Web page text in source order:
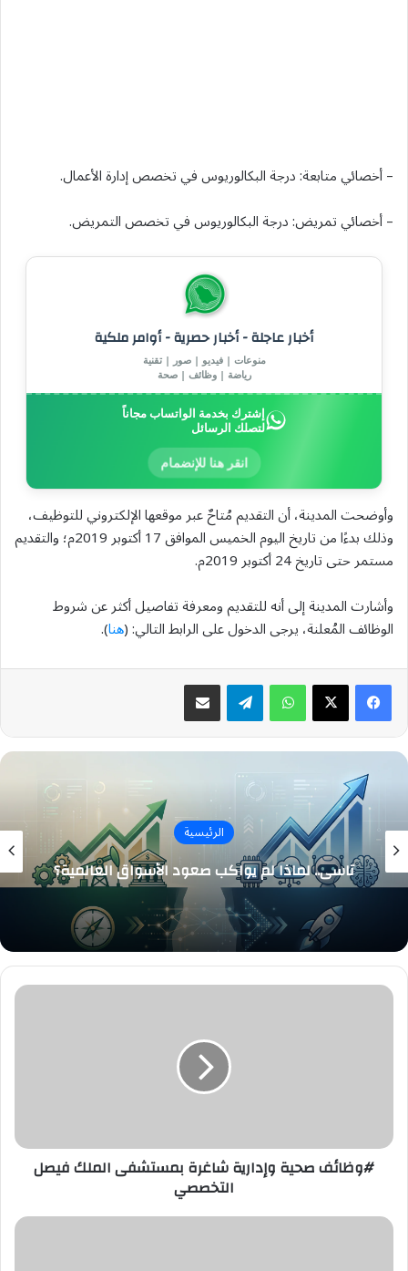
– أخصائي متابعة: درجة البكالوريوس في تخصص إدارة الأعمال.
– أخصائي تمريض: درجة البكالوريوس في تخصص التمريض.
أخبار عاجلة - أخبار حصرية - أوامر ملكية
منوعات | فيديو | صور | تقنية
رياضة | وظائف | صحة
إشترك بخدمة الواتساب مجاناً
لتصلك الرسائل
انقر هنا للإنضمام
وأوضحت المدينة، أن التقديم مُتاحٌ عبر موقعها الإلكتروني للتوظيف،
وذلك بدءًا من تاريخ اليوم الخميس الموافق 17 أكتوبر 2019م؛ والتقديم
مستمر حتى تاريخ 24 أكتوبر 2019م.
وأشارت المدينة إلى أنه للتقديم ومعرفة تفاصيل أكثر عن شروط
الوظائف المُعلنة، يرجى الدخول على الرابط التالي: (هنا).
واتسابتيلقرام مشاركة عبر البريد
الرئيسية
تاسي.. لماذا لم يواكب صعود الأسواق العالمية؟
#وظائف
#وظائف صحية وإدارية شاغرة بمستشفى الملك فيصل
التخصصي
17